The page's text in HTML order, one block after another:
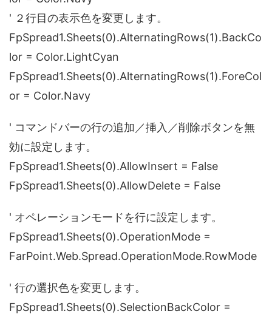
' ２行目の表示色を変更します。
FpSpread1.Sheets(0).AlternatingRows(1).BackCo
lor = Color.LightCyan
FpSpread1.Sheets(0).AlternatingRows(1).ForeCol
or = Color.Navy
' コマンドバーの行の追加／挿入／削除ボタンを無
効に設定します。
FpSpread1.Sheets(0).AllowInsert = False
FpSpread1.Sheets(0).AllowDelete = False
' オペレーションモードを行に設定します。
FpSpread1.Sheets(0).OperationMode =
FarPoint.Web.Spread.OperationMode.RowMode
' 行の選択色を変更します。
FpSpread1.Sheets(0).SelectionBackColor =